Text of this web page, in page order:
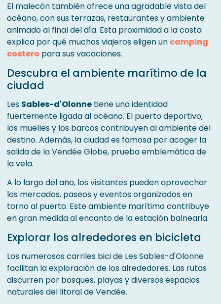
El malecón también ofrece una agradable vista del
océano, con sus terrazas, restaurantes y ambiente
animado al final del día. Esta proximidad a la costa
explica por qué muchos viajeros eligen un camping
costero para sus vacaciones.
Descubra el ambiente marítimo de la
ciudad
Les Sables-d'Olonne tiene una identidad
fuertemente ligada al océano. El puerto deportivo,
los muelles y los barcos contribuyen al ambiente del
destino. Además, la ciudad es famosa por acoger la
salida de la Vendée Globe, prueba emblemática de
la vela.
A lo largo del año, los visitantes pueden aprovechar
los mercados, paseos y eventos organizados en
torno al puerto. Este ambiente marítimo contribuye
en gran medida al encanto de la estación balnearia.
Explorar los alrededores en bicicleta
Los numerosos carriles bici de Les Sables-d'Olonne
facilitan la exploración de los alrededores. Las rutas
discurren por bosques, playas y diversos espacios
naturales del litoral de Vendée.